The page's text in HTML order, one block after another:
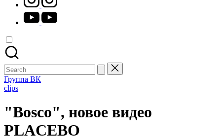
youtube.com
Search
for:
Группа ВК
Posted
clips
"Bosco", новое видео
PLACEBO